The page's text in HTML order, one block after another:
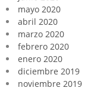
mayo 2020
abril 2020
marzo 2020
febrero 2020
enero 2020
diciembre 2019
noviembre 2019